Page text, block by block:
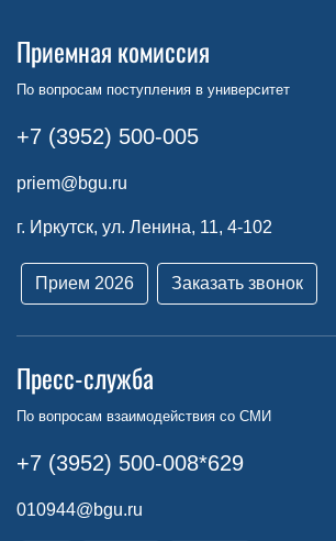
Приемная комиссия
По вопросам поступления в университет
+7 (3952) 500-005
priem@bgu.ru
г. Иркутск, ул. Ленина, 11, 4-102
Прием 2026 Заказать звонок
Пресс-служба
По вопросам взаимодействия со СМИ
+7 (3952) 500-008*629
010944@bgu.ru